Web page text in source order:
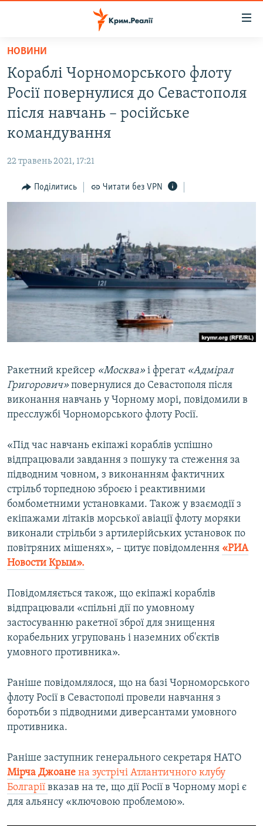
Перейти
основного
матеріалу
Перейти
до
основної
Перейти
пошуку
НОВИНИ
ВОДА.КРИМ
ВІДЕО ТА ФОТО
ПОГЛЯД
ІНТЕРВ'Ю
ДЕПОРТАЦІЯ
ВІДЕОУРОКИ «ELIFBE»
СВІДЧЕННЯ ОКУПАЦІЇ
УКРАЇНСЬКА ПРОБЛЕМА КРИМУ
ІНФОГРАФІКА
ЯК ОБІЙТИ БЛОКУВАННЯ
Русский
Qırımtatar
Усі сайти RFE/RL
НОВИНИ
Кораблі Чорноморського флоту
Росії повернулися до Севастополя
після навчань – російське
командування
22 травень 2021, 17:21
Поділитись Читати без VPN
Ракетний крейсер «Москва» і фрегат «Адмірал
Григорович» повернулися до Севастополя після
виконання навчань у Чорному морі, повідомили в
пресслужбі Чорноморського флоту Росії.
«Під час навчань екіпажі кораблів успішно
відпрацювали завдання з пошуку та стеження за
підводним човном, з виконанням фактичних
стрільб торпедною зброєю і реактивними
бомбометними установками. Також у взаємодії з
екіпажами літаків морської авіації флоту моряки
виконали стрільби з артилерійських установок по
повітряних мішенях», – цитує повідомлення «РИА
Новости Крым».
Повідомляється також, що екіпажі кораблів
відпрацювали «спільні дії по умовному
застосуванню ракетної зброї для знищення
корабельних угруповань і наземних об'єктів
умовного противника».
Раніше повідомлялося, що на базі Чорноморського
флоту Росії в Севастополі провели навчання з
боротьби з підводними диверсантами умовного
противника.
Раніше заступник генерального секретаря НАТО
Мірча Джоане на зустрічі Атлантичного клубу
Болгарії вказав на те, що дії Росії в Чорному морі є
для альянсу «ключовою проблемою».